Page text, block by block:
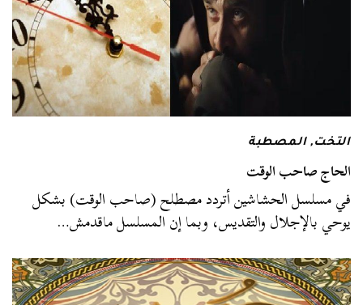
التخت,المصطبة
الحاج صاحب الوقت
في مسلسل الحشاشين أتردد مصطلح (صاحب الوقت) بشكل
يوحي بالإجلال والتقديس، وبما إن المسلسل ماقدمش…